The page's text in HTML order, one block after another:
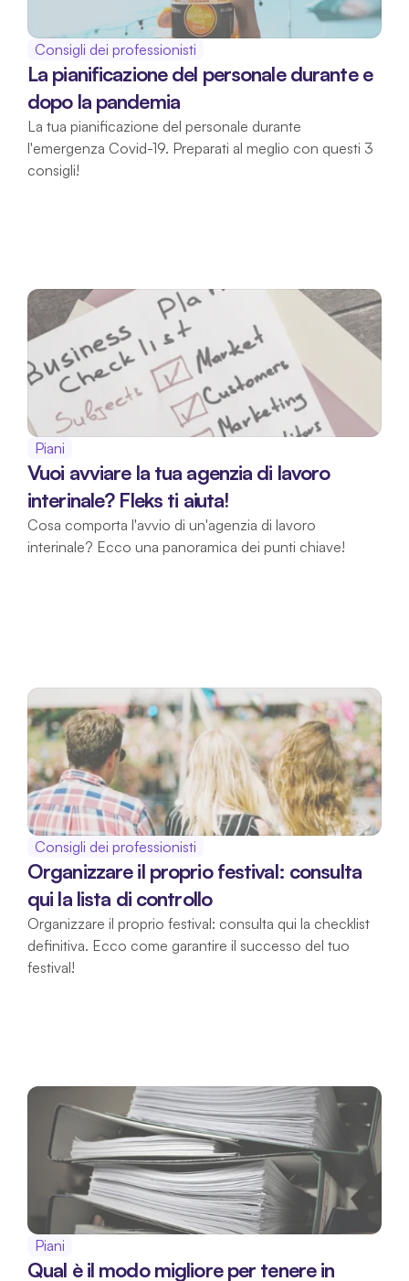
Consigli dei professionisti
La pianificazione del personale durante e
dopo la pandemia
La tua pianificazione del personale durante
l'emergenza Covid-19. Preparati al meglio con questi 3
consigli!
Piani
Vuoi avviare la tua agenzia di lavoro
interinale? Fleks ti aiuta!
Cosa comporta l'avvio di un'agenzia di lavoro
interinale? Ecco una panoramica dei punti chiave!
Consigli dei professionisti
Organizzare il proprio festival: consulta
qui la lista di controllo
Organizzare il proprio festival: consulta qui la checklist
definitiva. Ecco come garantire il successo del tuo
festival!
Piani
Qual è il modo migliore per tenere in